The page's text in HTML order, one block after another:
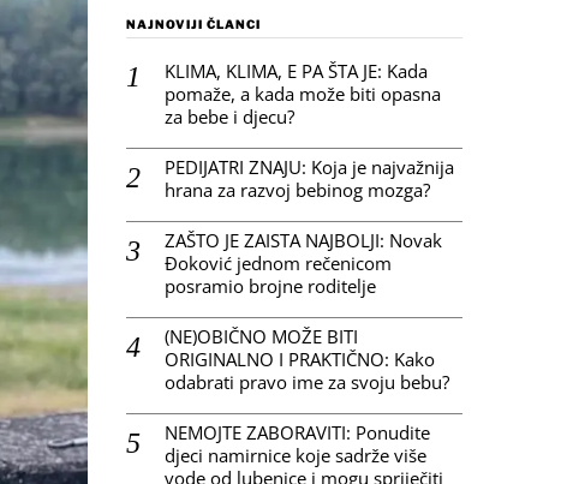
NAJNOVIJI ČLANCI
KLIMA, KLIMA, E PA ŠTA JE: Kada
pomaže, a kada može biti opasna
za bebe i djecu?
PEDIJATRI ZNAJU: Koja je najvažnija
hrana za razvoj bebinog mozga?
ZAŠTO JE ZAISTA NAJBOLJI: Novak
Đoković jednom rečenicom
posramio brojne roditelje
(NE)OBIČNO MOŽE BITI
ORIGINALNO I PRAKTIČNO: Kako
odabrati pravo ime za svoju bebu?
NEMOJTE ZABORAVITI: Ponudite
djeci namirnice koje sadrže više
vode od lubenice i mogu spriječiti